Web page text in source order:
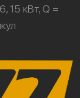
15 кВт, Q =